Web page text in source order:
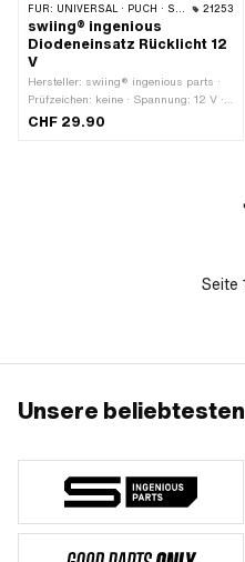
FÜR: UNIVERSAL · PUCH · SACHS 21253
swiing® ingenious
Diodeneinsatz Rücklicht 12
V
Hersteller: swiing® ingenious parts ·
Prüfzeichen: keine · Spannung: 12 V ·
Breite: 60 mm · Farbe: rot ·
CHF 29.90
Seite
Unsere